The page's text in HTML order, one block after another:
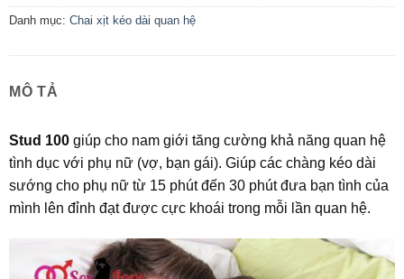
Danh mục: Chai xịt kéo dài quan hệ
MÔ TẢ
Stud 100 giúp cho nam giới tăng cường khả năng quan hệ
tình dục với phụ nữ (vợ, bạn gái). Giúp các chàng kéo dài
sướng cho phụ nữ từ 15 phút đến 30 phút đưa bạn tình của
mình lên đỉnh đạt được cực khoái trong mỗi lần quan hệ.